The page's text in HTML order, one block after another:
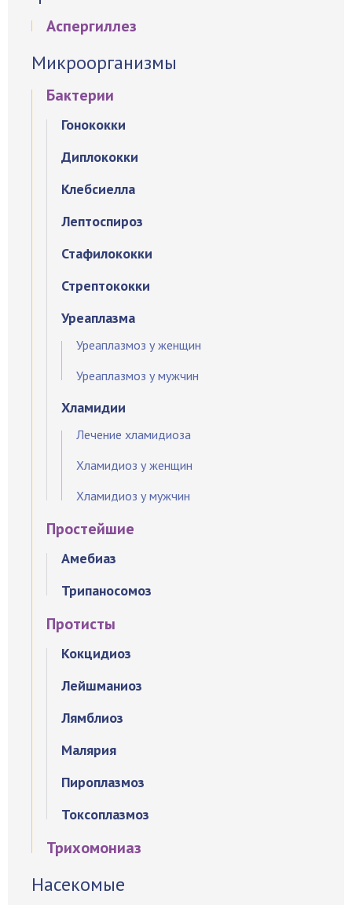
Аспергиллез
Микроорганизмы
Бактерии
Гонококки
Диплококки
Клебсиелла
Лептоспироз
Стафилококки
Стрептококки
Уреаплазма
Уреаплазмоз у женщин
Уреаплазмоз у мужчин
Хламидии
Лечение хламидиоза
Хламидиоз у женщин
Хламидиоз у мужчин
Простейшие
Амебиаз
Трипаносомоз
Протисты
Кокцидиоз
Лейшманиоз
Лямблиоз
Малярия
Пироплазмоз
Токсоплазмоз
Трихомониаз
Насекомые